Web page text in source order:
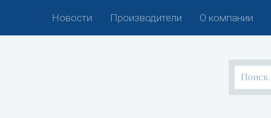
Новости Производители О компании